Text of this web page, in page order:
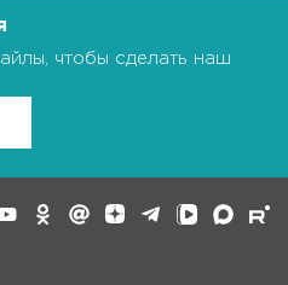
чтобы сделать наш